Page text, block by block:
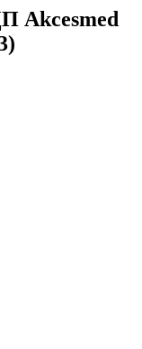
Akcesmed